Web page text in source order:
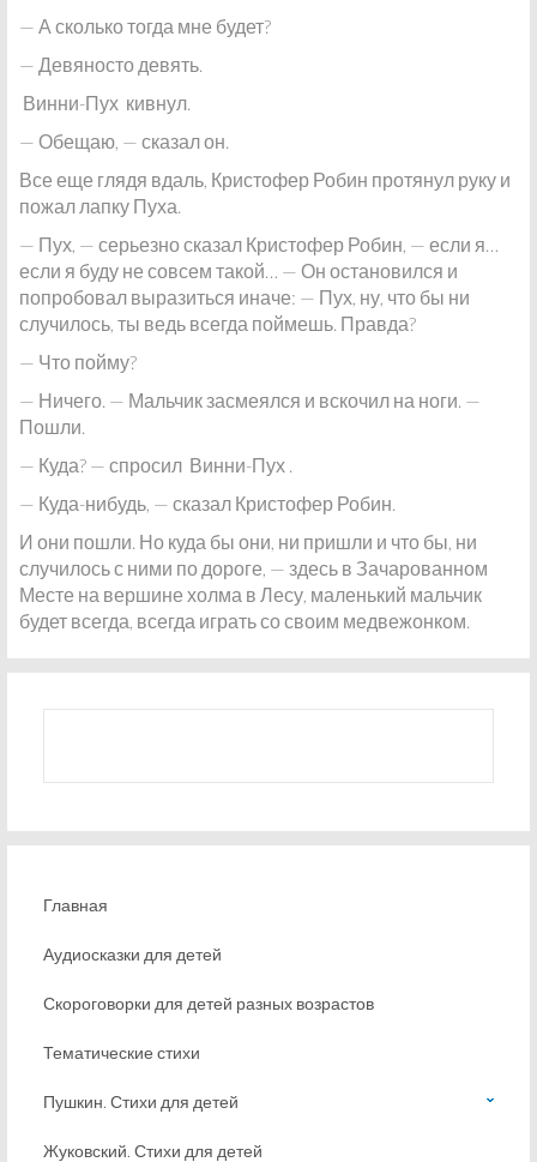
— А сколько тогда мне будет?
— Девяносто девять.
Винни-Пух кивнул.
— Обещаю, — сказал он.
Все еще глядя вдаль, Кристофер Робин протянул руку и
пожал лапку Пуха.
— Пух, — серьезно сказал Кристофер Робин, — если я…
если я буду не совсем такой… — Он остановился и
попробовал выразиться иначе: — Пух, ну, что бы ни
случилось, ты ведь всегда поймешь. Правда?
— Что пойму?
— Ничего. — Мальчик засмеялся и вскочил на ноги. —
Пошли.
— Куда? — спросил Винни-Пух .
— Куда-нибудь, — сказал Кристофер Робин.
И они пошли. Но куда бы они, ни пришли и что бы, ни
случилось с ними по дороге, — здесь в Зачарованном
Месте на вершине холма в Лесу, маленький мальчик
будет всегда, всегда играть со своим медвежонком.
Главная
Аудиосказки для детей
Скороговорки для детей разных возрастов
Тематические стихи
Пушкин. Стихи для детей
Жуковский. Стихи для детей